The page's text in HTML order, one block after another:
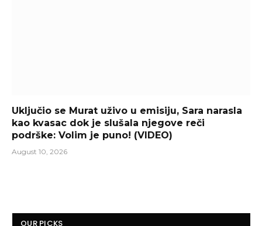
Uključio se Murat uživo u emisiju, Sara narasla
kao kvasac dok je slušala njegove reči
podrške: Volim je puno! (VIDEO)
August 10, 2026
OUR PICKS